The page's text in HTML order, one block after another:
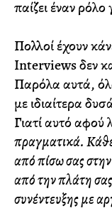
παίζει έναν
Πολλοί έχουν
Interviews δεν
Παρόλα αυτά,
με ιδιαίτερα
Γιατί αυτό αφού
πραγματικά.
από πίσω σας
από την πλάτη
συνέντευξης με